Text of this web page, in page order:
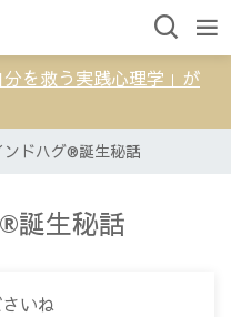
を救う実践心理学」が
ンドハグ®誕生秘話
誕生秘話
いね